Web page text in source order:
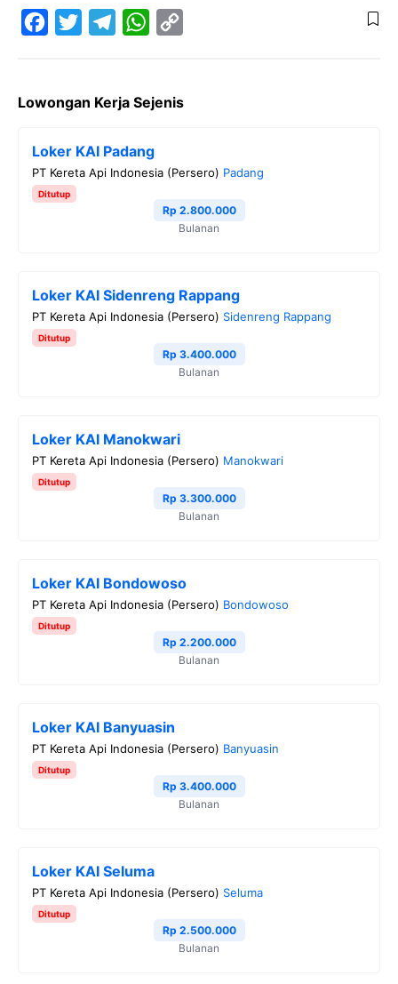
c
i
t
e
r
l
g
r
a
s
A
p
i
n
Lowongan Kerja Sejenis
Loker KAI Padang
PT Kereta Api Indonesia (Persero) Padang
Ditutup
Rp 2.800.000
Bulanan
Loker KAI Sidenreng Rappang
PT Kereta Api Indonesia (Persero) Sidenreng Rappang
Ditutup
Rp 3.400.000
Bulanan
Loker KAI Manokwari
PT Kereta Api Indonesia (Persero) Manokwari
Ditutup
Rp 3.300.000
Bulanan
Loker KAI Bondowoso
PT Kereta Api Indonesia (Persero) Bondowoso
Ditutup
Rp 2.200.000
Bulanan
Loker KAI Banyuasin
PT Kereta Api Indonesia (Persero) Banyuasin
Ditutup
Rp 3.400.000
Bulanan
Loker KAI Seluma
PT Kereta Api Indonesia (Persero) Seluma
Ditutup
Rp 2.500.000
Bulanan